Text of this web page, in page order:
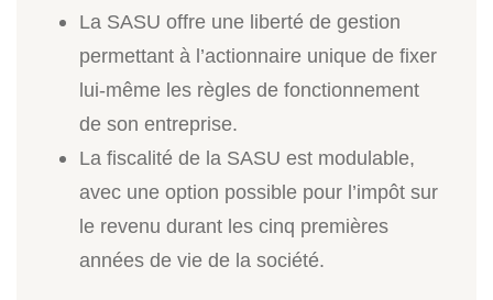
La SASU offre une liberté de gestion
permettant à l’actionnaire unique de fixer
lui-même les règles de fonctionnement
de son entreprise.
La fiscalité de la SASU est modulable,
avec une option possible pour l’impôt sur
le revenu durant les cinq premières
années de vie de la société.